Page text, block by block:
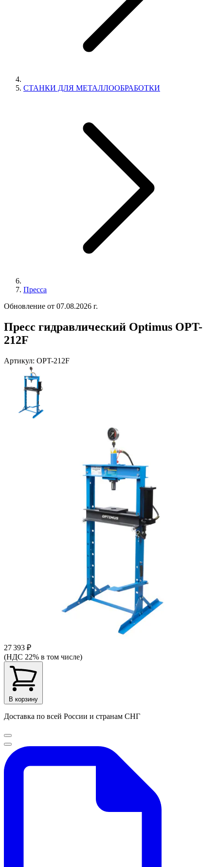
СТАНКИ ДЛЯ МЕТАЛЛООБРАБОТКИ
Пресса
Обновление от 07.08.2026 г.
Пресс гидравлический Optimus OPT-
212F
Артикул: OPT-212F
27 393 ₽
(НДС 22% в том числе)
В корзину
Доставка по всей России и странам СНГ